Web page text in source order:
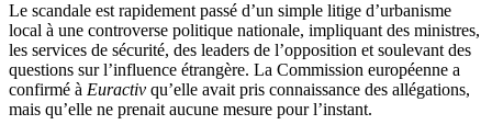
Le scandale est rapidement passé d’un simple litige d’urbanisme
local à une controverse politique nationale, impliquant des ministres,
les services de sécurité, des leaders de l’opposition et soulevant des
questions sur l’influence étrangère. La Commission européenne a
confirmé à Euractiv qu’elle avait pris connaissance des allégations,
mais qu’elle ne prenait aucune mesure pour l’instant.